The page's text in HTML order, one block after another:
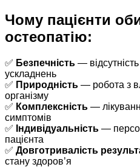
Чому пацієнти
остеопатію:
✅ Безпечність —
ускладнень
✅ Природність — робота з
організму
✅ Комплексність —
симптомів
✅ Індивідуальність —
пацієнта
✅ Довготривалість
стану здоров’я